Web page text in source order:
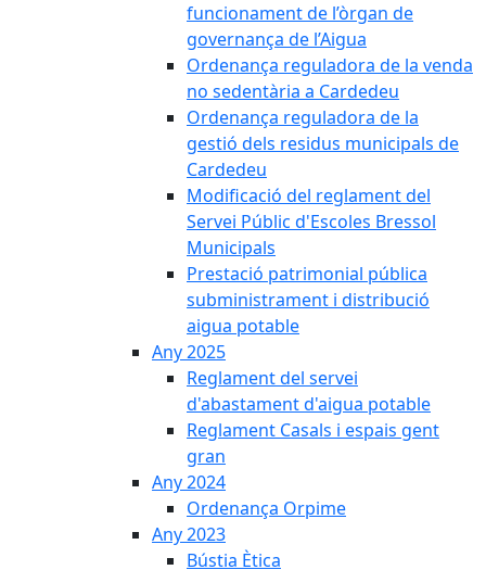
funcionament de l’òrgan de
governança de l’Aigua
Ordenança reguladora de la venda
no sedentària a Cardedeu
Ordenança reguladora de la
gestió dels residus municipals de
Cardedeu
Modificació del reglament del
Servei Públic d'Escoles Bressol
Municipals
Prestació patrimonial pública
subministrament i distribució
aigua potable
Any 2025
Reglament del servei
d'abastament d'aigua potable
Reglament Casals i espais gent
gran
Any 2024
Ordenança Orpime
Any 2023
Bústia Ètica